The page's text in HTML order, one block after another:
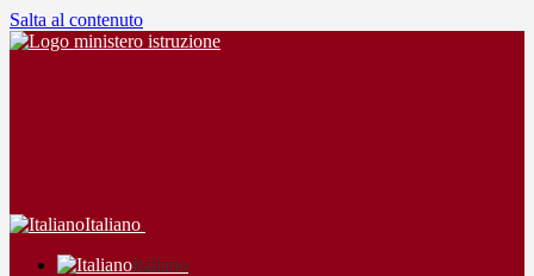
Salta al contenuto
Italiano
Italiano